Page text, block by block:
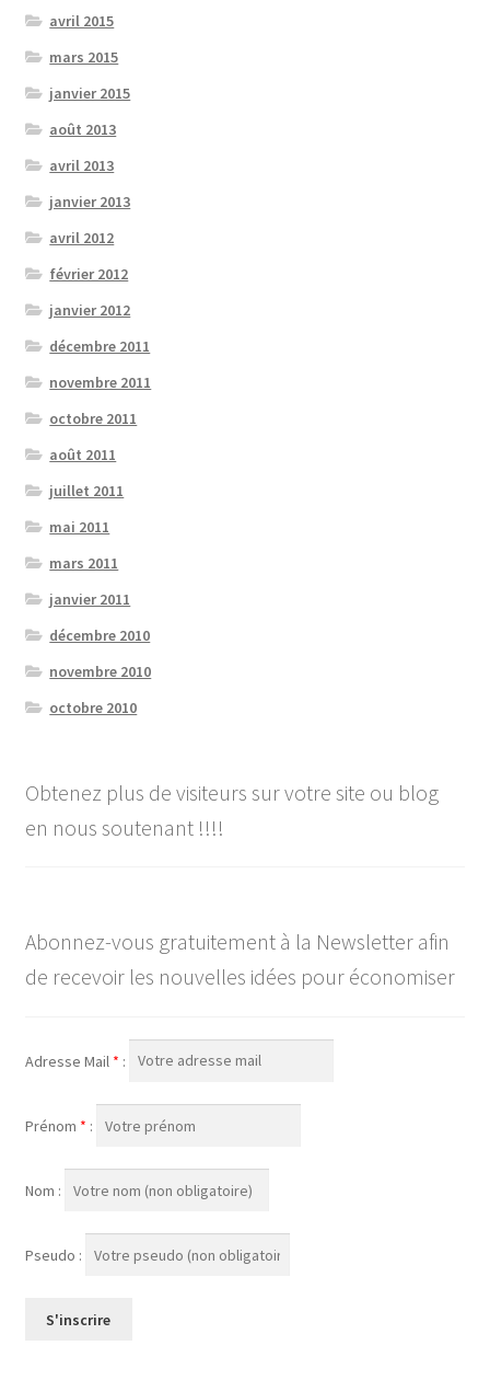
avril 2015
mars 2015
janvier 2015
août 2013
avril 2013
janvier 2013
avril 2012
février 2012
janvier 2012
décembre 2011
novembre 2011
octobre 2011
août 2011
juillet 2011
mai 2011
mars 2011
janvier 2011
décembre 2010
novembre 2010
octobre 2010
Obtenez plus de visiteurs sur votre site ou blog
en nous soutenant !!!!
Abonnez-vous gratuitement à la Newsletter afin
de recevoir les nouvelles idées pour économiser
Adresse Mail * :
Prénom * :
Nom :
Pseudo :